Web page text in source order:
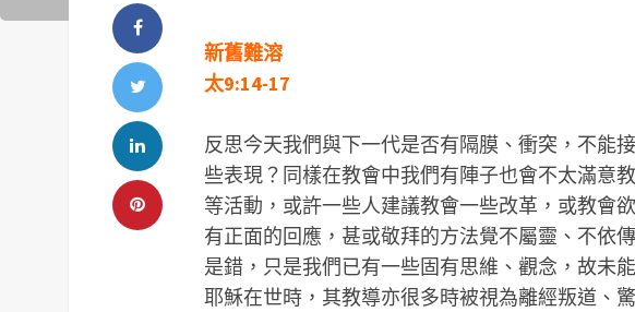
新舊難溶
太9:14-17
反思今天我們與下一代是否有隔膜、衝突，不能
些表現？同樣在教會中我們有陣子也會不太滿意
等活動，或許一些人建議教會一些改革，或教會
有正面的回應，甚或敬拜的方法覺不屬靈、不依
是錯，只是我們已有一些固有思維、觀念，故未
耶穌在世時，其教導亦很多時被視為離經叛道、